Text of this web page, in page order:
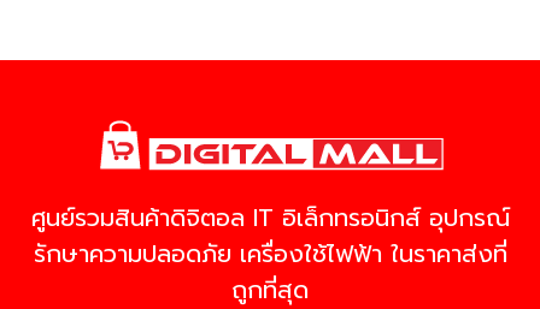
ศูนย์รวมสินค้าดิจิตอล IT อิเล็กทรอนิกส์ อุปกรณ์
รักษาความปลอดภัย เครื่องใช้ไฟฟ้า ในราคาส่งที่
ถูกที่สุด